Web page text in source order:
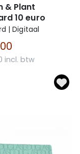
& Plant
10 euro
| Digitaal
incl. btw